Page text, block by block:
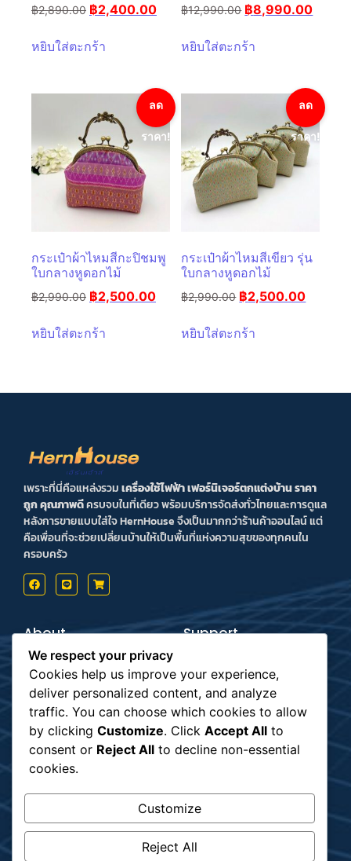
฿2,890.00 ฿2,400.00
หยิบใส่ตะกร้า
฿12,990.00 ฿8,990.00
หยิบใส่ตะกร้า
ลด
ราคา!
กระเป๋าผ้าไหมสีกะปิชมพู
ใบกลางหูดอกไม้
฿2,990.00 ฿2,500.00
หยิบใส่ตะกร้า
ลด
ราคา!
กระเป๋าผ้าไหมสีเขียว รุ่น
ใบกลางหูดอกไม้
฿2,990.00 ฿2,500.00
หยิบใส่ตะกร้า
เพราะที่นี่คือแหล่งรวมเครื่องใช้ไฟฟ้า เฟอร์นิเจอร์ตกแต่งบ้าน ราคา
ถูก คุณภาพดีครบจบในที่เดียว พร้อมบริการจัดส่งทั่วไทยและการดูแล
หลังการขายแบบใส่ใจ HernHouse จึงเป็นมากกว่าร้านค้าออนไลน์ แต่
คือเพื่อนที่จะช่วยเปลี่ยนบ้านให้เป็นพื้นที่แห่งความสุขของทุกคนใน
ครอบครัว
About
Terms & Conditions
Privacy Policy
Support
Order Tracking
Payment
Shipping
Subscribe
We respect your privacy
Cookies help us improve your experience,
deliver personalized content, and analyze
traffic. You can choose which cookies to allow
by clicking Customize. Click Accept All to
consent or Reject All to decline non-essential
cookies.
Customize
Reject All